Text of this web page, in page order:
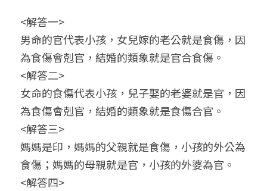
<解答一>
男命的官代表小孩，女兒嫁的老公就是食傷，因
為食傷會剋官，結婚的類象就是官合食傷。
<解答二>
女命的食傷代表小孩，兒子娶的老婆就是官，因
為食傷會剋官，結婚的類象就是食傷合官。
<解答三>
媽媽是印，媽媽的父親就是食傷，小孩的外公為
食傷；媽媽的母親就是官，小孩的外婆為官。
<解答四>